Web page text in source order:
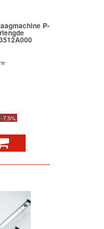
P-
-7,5%